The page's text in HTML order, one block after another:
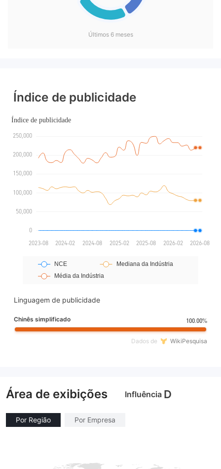
Últimos 6 meses
Índice de publicidade
Linguagem de publicidade
Chinês simplificado 100.00%
Dados de WikiPesquisa
Área de exibições Influência D
Por Região Por Empresa